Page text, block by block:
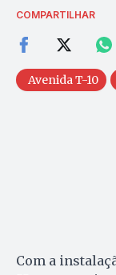
COMPARTILHAR
Avenida T-10
Com a